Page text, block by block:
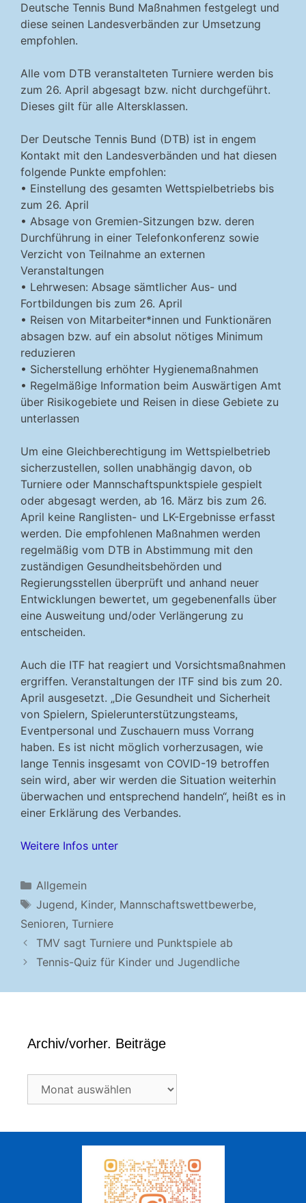
Deutsche Tennis Bund Maßnahmen festgelegt und
diese seinen Landesverbänden zur Umsetzung
empfohlen.
Alle vom DTB veranstalteten Turniere werden bis
zum 26. April abgesagt bzw. nicht durchgeführt.
Dieses gilt für alle Altersklassen.
Der Deutsche Tennis Bund (DTB) ist in engem
Kontakt mit den Landesverbänden und hat diesen
folgende Punkte empfohlen:
• Einstellung des gesamten Wettspielbetriebs bis
zum 26. April
• Absage von Gremien-Sitzungen bzw. deren
Durchführung in einer Telefonkonferenz sowie
Verzicht von Teilnahme an externen
Veranstaltungen
• Lehrwesen: Absage sämtlicher Aus- und
Fortbildungen bis zum 26. April
• Reisen von Mitarbeiter*innen und Funktionären
absagen bzw. auf ein absolut nötiges Minimum
reduzieren
• Sicherstellung erhöhter Hygienemaßnahmen
• Regelmäßige Information beim Auswärtigen Amt
über Risikogebiete und Reisen in diese Gebiete zu
unterlassen
Um eine Gleichberechtigung im Wettspielbetrieb
sicherzustellen, sollen unabhängig davon, ob
Turniere oder Mannschaftspunktspiele gespielt
oder abgesagt werden, ab 16. März bis zum 26.
April keine Ranglisten- und LK-Ergebnisse erfasst
werden. Die empfohlenen Maßnahmen werden
regelmäßig vom DTB in Abstimmung mit den
zuständigen Gesundheitsbehörden und
Regierungsstellen überprüft und anhand neuer
Entwicklungen bewertet, um gegebenenfalls über
eine Ausweitung und/oder Verlängerung zu
entscheiden.
Auch die ITF hat reagiert und Vorsichtsmaßnahmen
ergriffen. Veranstaltungen der ITF sind bis zum 20.
April ausgesetzt. „Die Gesundheit und Sicherheit
von Spielern, Spielerunterstützungsteams,
Eventpersonal und Zuschauern muss Vorrang
haben. Es ist nicht möglich vorherzusagen, wie
lange Tennis insgesamt von COVID-19 betroffen
sein wird, aber wir werden die Situation weiterhin
überwachen und entsprechend handeln“, heißt es in
einer Erklärung des Verbandes.
Weitere Infos unter
Kategorien
Allgemein
Schlagwörter
Jugend, Kinder, Mannschaftswettbewerbe,
Senioren, Turniere
TMV sagt Turniere und Punktspiele ab
Tennis-Quiz für Kinder und Jugendliche
Archiv/vorher. Beiträge
Archiv/vorher.